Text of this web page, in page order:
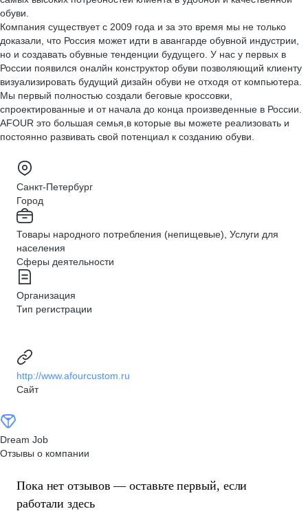
обуви.
Компания существует с 2009 года и за это время мы не только
доказали, что Россия может идти в авангарде обувной индустрии,
но и создавать обувные тенденции будущего. У нас у первых в
России появился оналйн конструктор обуви позволяющий клиенту
визуализировать будущий дизайн обуви не отходя от компьютера.
Мы первый полностью создали беговые кроссовки,
спроектированные и от начала до конца произведенные в России.
AFOUR это большая семья,в которые вы можете реализовать и
постоянно развивать свой потенциал к созданию обуви.
Санкт-Петербург
Город
Товары народного потребления (непищевые), Услуги для
населения
Сферы деятельности
Организация
Тип регистрации
http://www.afourcustom.ru
Сайт
Dream Job
Отзывы о компании
Пока нет отзывов — оставьте первый, если
работали здесь